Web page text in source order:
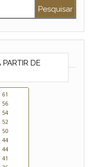
PARTIR DE